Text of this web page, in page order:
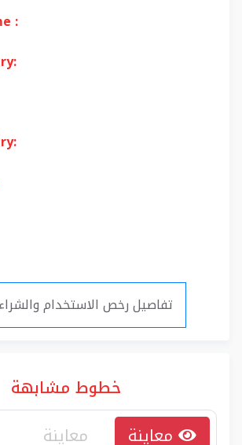
:
تفاصيل رخص الاستخدام
خطوط مشابهة